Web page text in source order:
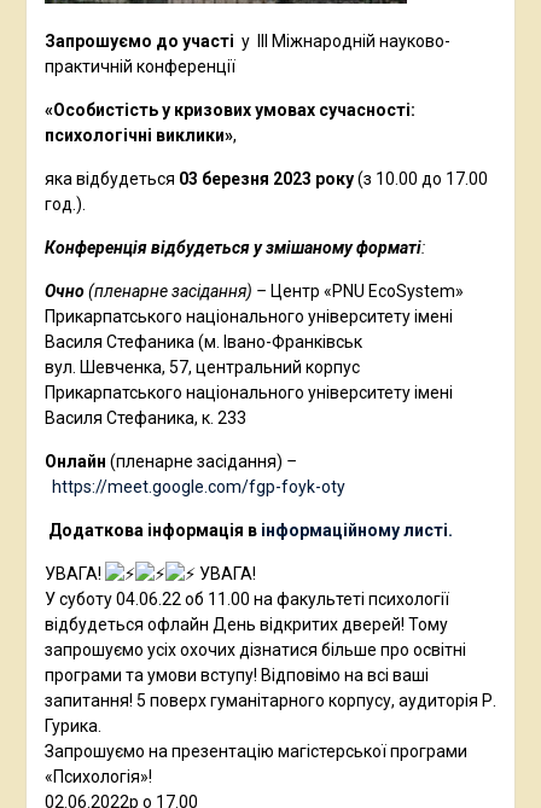
Запрошуємо до участі у ІІІ Міжнародній науково-
практичній конференції
«Особистість у кризових умовах сучасності:
психологічні виклики»,
яка відбудеться 03 березня 2023 року(з 10.00 до 17.00
год.).
Конференція відбудеться у змішаному форматі:
Очно(пленарне засідання) – Центр «PNU EcoSystem»
Прикарпатського національного університету імені
Василя Стефаника (м. Івано-Франківськ
вул. Шевченка, 57, центральний корпус
Прикарпатського національного університету імені
Василя Стефаника, к. 233
Онлайн (пленарне засідання) –
https://meet.google.com/fgp-foyk-oty
Додаткова інформація в інформаційному листі.
УВАГА!
УВАГА!
У суботу 04.06.22 об 11.00 на факультеті психології
відбудеться офлайн День відкритих дверей! Тому
запрошуємо усіх охочих дізнатися більше про освітні
програми та умови вступу! Відповімо на всі ваші
запитання! 5 поверх гуманітарного корпусу, аудиторія Р.
Гурика.
Запрошуємо на презентацію магістерської програми
«Психологія»!
02.06.2022р о 17.00